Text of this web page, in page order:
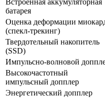
Встроенная аккумуляторная
батарея
Оценка деформации
(спекл-трекинг)
Твердотельный накопитель
(SSD)
Импульсно-волновой
Высокочастотный
импульсный допплер
Энергетический допплер